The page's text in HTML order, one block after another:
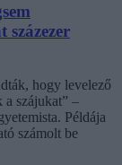
hogy levelező
szájukat” –
Példája
számolt be